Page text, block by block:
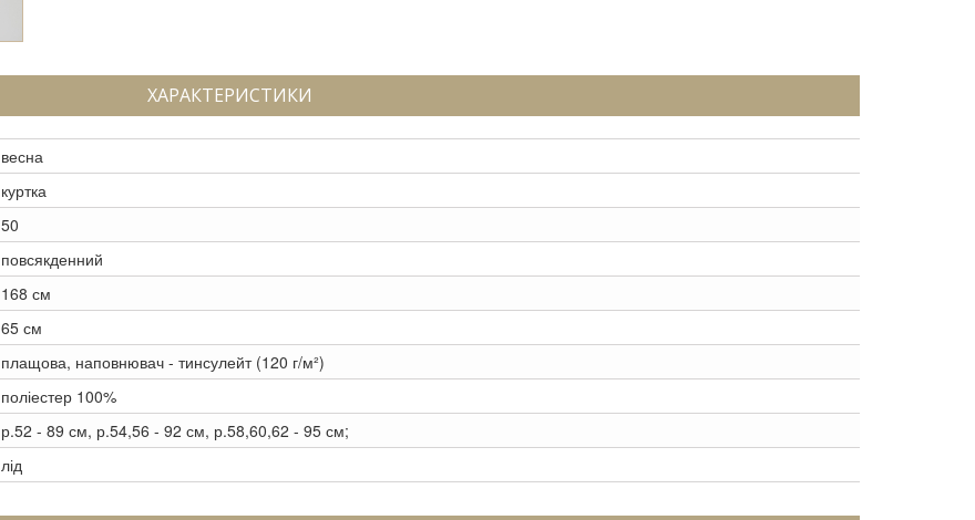
ХАРАКТЕРИСТИКИ
весна
куртка
50
повсякденний
168 см
65 см
плащова, наповнювач - тинсулейт (120 г/м²)
поліестер 100%
р.52 - 89 см, р.54,56 - 92 см, р.58,60,62 - 95 см;
лід